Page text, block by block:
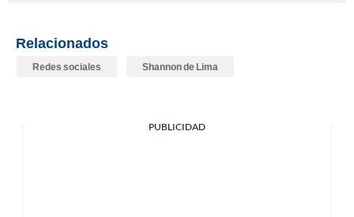
Relacionados
Redes sociales Shannon de Lima
PUBLICIDAD